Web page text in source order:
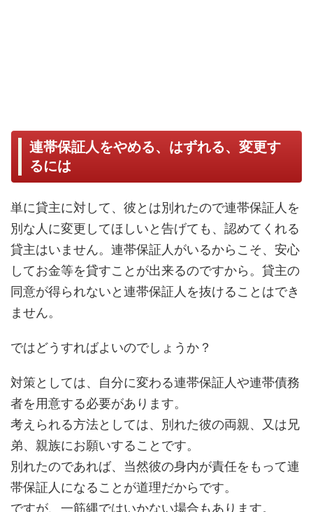
連帯保証人をやめる、はずれる、変更す
るには
単に貸主に対して、彼とは別れたので連帯保証人を
別な人に変更してほしいと告げても、認めてくれる
貸主はいません。連帯保証人がいるからこそ、安心
してお金等を貸すことが出来るのですから。貸主の
同意が得られないと連帯保証人を抜けることはでき
ません。
ではどうすればよいのでしょうか？
対策としては、 自分に変わる連帯保証人や連帯債務
者を用意する必要があります。
考えられる方法としては、別れた彼の両親、又は兄
弟、親族にお願いすることです。
別れたのであれば、当然彼の身内が責任をもって連
帯保証人になることが道理だからです。
ですが、一筋縄ではいかない場合もあります。